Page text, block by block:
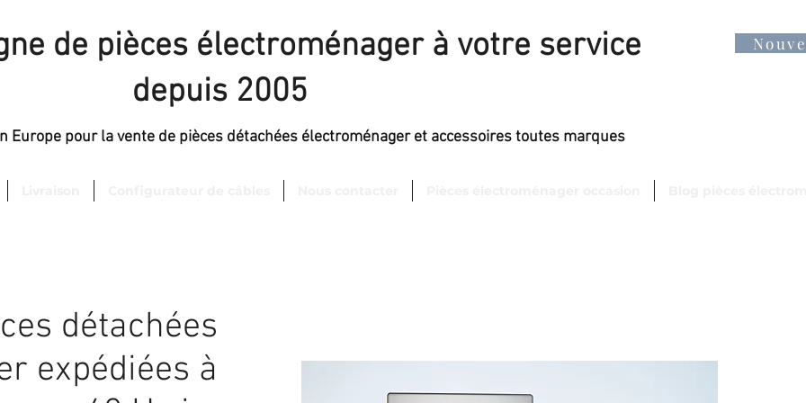
de pièces électroménager à votre service
depuis 2005
Europe pour la vente de pièces détachées électroménager et accessoires toutes marques
détachées
expédiées à